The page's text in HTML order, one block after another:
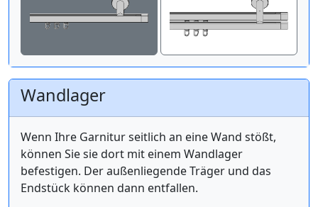
Wandlager
Wenn Ihre Garnitur seitlich an eine Wand stößt,
können Sie sie dort mit einem Wandlager
befestigen. Der außenliegende Träger und das
Endstück können dann entfallen.